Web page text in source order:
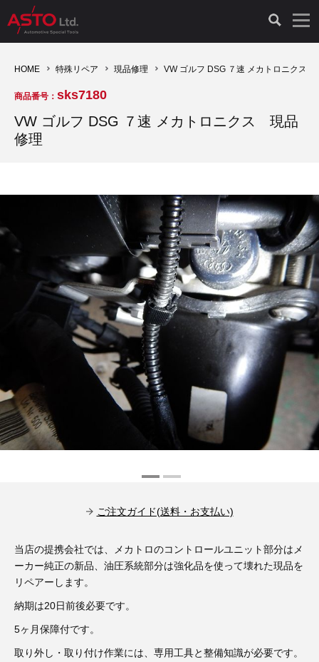
診断機（16）
キープログラマー（4）
オプション品（17）
TPMS（4）
診断テスター（10）
キープログラマー（20）
スモークテスター（4）
安定化電源ユニット（8）
バッテリーテスター（4）
古い車両用診断テスター（10）
バイク用診断テスター（7）
その他（20）
OTOFIX Powered by AUTEL（4）
HCB TOOLS（45）
AST TOOLS（51）
ドイツ車（211）
イタリア/フランス車（27）
イギリス車（23）
アメリカ車（15）
スウェーデン車（20）
日本車（7）
ディーゼルインジェクター&グロープラグ ツール（7）
ホイールロック取り外しツール（6）
オシロスコープ（2）
オシロ関連商品（9）
その他（8）
ドイツ車（427）
イタリア/フランス車（145）
スウェーデン車（45）
日本車（40）
ブレーキキャリパーリペアキット（368）
ステアリングロックエミュレータ（28）
ライト関連（6）
その他（12）
現品修理（77）
リビルト品（58）
コントロールユニット初期化（3）
イモビライザーOFF（1）
その他（6）
オシロスコープ（10）
アクセサリー（13）
HOME 特殊リペア 現品修理 VW ゴルフ DSG ７速 メカトロニクス
商品番号： sks7180
VW ゴルフ DSG ７速 メカトロニクス 現品
修理
ご注文ガイド(送料・お支払い)
当店の提携会社では、メカトロのコントロールユニット部分はメ
ーカー純正の新品、油圧系統部分は強化品を使って壊れた現品を
リペアーします。
納期は20日前後必要です。
5ヶ月保障付です。
取り外し・取り付け作業には、専用工具と整備知識が必要です。